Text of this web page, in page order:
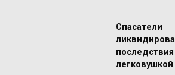
Спасатели